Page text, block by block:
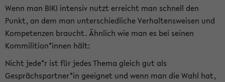
Wenn man BIKI intensiv nutzt erreicht man schnell den
Punkt, an dem man unterschiedliche Verhaltensweisen und
Kompetenzen braucht. Ähnlich wie man es bei seinen
Kommilition*innen hält:
Nicht jede*r ist für jedes Thema gleich gut als
Gesprächspartner*in geeignet und wenn man die Wahl hat,